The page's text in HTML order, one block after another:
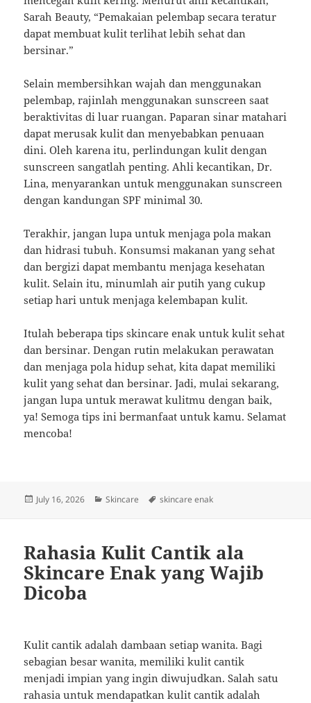
Sarah Beauty, “Pemakaian pelembap secara teratur
dapat membuat kulit terlihat lebih sehat dan
bersinar.”
Selain membersihkan wajah dan menggunakan
pelembap, rajinlah menggunakan sunscreen saat
beraktivitas di luar ruangan. Paparan sinar matahari
dapat merusak kulit dan menyebabkan penuaan
dini. Oleh karena itu, perlindungan kulit dengan
sunscreen sangatlah penting. Ahli kecantikan, Dr.
Lina, menyarankan untuk menggunakan sunscreen
dengan kandungan SPF minimal 30.
Terakhir, jangan lupa untuk menjaga pola makan
dan hidrasi tubuh. Konsumsi makanan yang sehat
dan bergizi dapat membantu menjaga kesehatan
kulit. Selain itu, minumlah air putih yang cukup
setiap hari untuk menjaga kelembapan kulit.
Itulah beberapa tips skincare enak untuk kulit sehat
dan bersinar. Dengan rutin melakukan perawatan
dan menjaga pola hidup sehat, kita dapat memiliki
kulit yang sehat dan bersinar. Jadi, mulai sekarang,
jangan lupa untuk merawat kulitmu dengan baik,
ya! Semoga tips ini bermanfaat untuk kamu. Selamat
mencoba!
Posted
July 16, 2026 Categories
Skincare Tags
skincare enak
Rahasia Kulit Cantik ala
Skincare Enak yang Wajib
Dicoba
Kulit cantik adalah dambaan setiap wanita. Bagi
sebagian besar wanita, memiliki kulit cantik
menjadi impian yang ingin diwujudkan. Salah satu
rahasia untuk mendapatkan kulit cantik adalah